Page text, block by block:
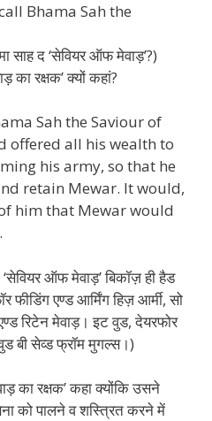
Bhama Sah the
साह द ‘सेवियर ऑफ मेवाड़’?)
का रक्षक’ क्यों कहां?
Sah the Saviour of
offered all his wealth to
his army, so that he
retain Mewar. It would,
him that Mewar would
ऑफ मेवाड़’ बिकॉज़ ही हैड
एण्ड आर्मिंग हिज़ आर्मी, सो
रिटेन मेवाड़। इट वुड, देयरफोर
बी सेव्ड फ्रॉम मुगल्स।)
का रक्षक’ कहा क्योंकि उसने
को पालने व शस्त्रित करने में